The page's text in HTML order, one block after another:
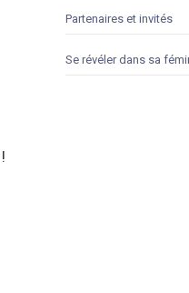
Partenaires et invités
Se révéler dans sa